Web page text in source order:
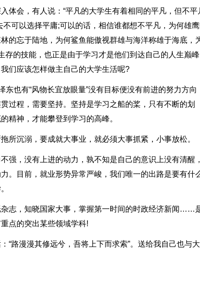
体会，有人说：“平凡的大学生有着相同的平凡，但不平
可以选择平庸;可以的话，相信谁都想不平凡，为何雄
的忘于陆地，为何鲨鱼能傲视群雄与海洋称雄于海底，
的技能，也正是由于学习才是他们到达自己的人生巅峰
们应该怎样做主自己的大学生活呢?
也有“风物长宜放眼量”没有目标便没有前进的努力方向
过程，需要坚持。坚持是学习之船的桨，只有不断的划
精神，才能攀登到学习的高峰。
所沉溺，要成就大事业，就必须大事抓紧，小事放松。
强，没有上进的动力，孰不知是自己的意识上没有清醒，
。目前，就业形势异常严峻，我们唯一的出路是要有什
志，知晓国家大事，掌握第一时间的时政经济新闻……
点的突出某些领域学科!
“路漫漫其修远兮，吾将上下而求索”。送给我自己也与